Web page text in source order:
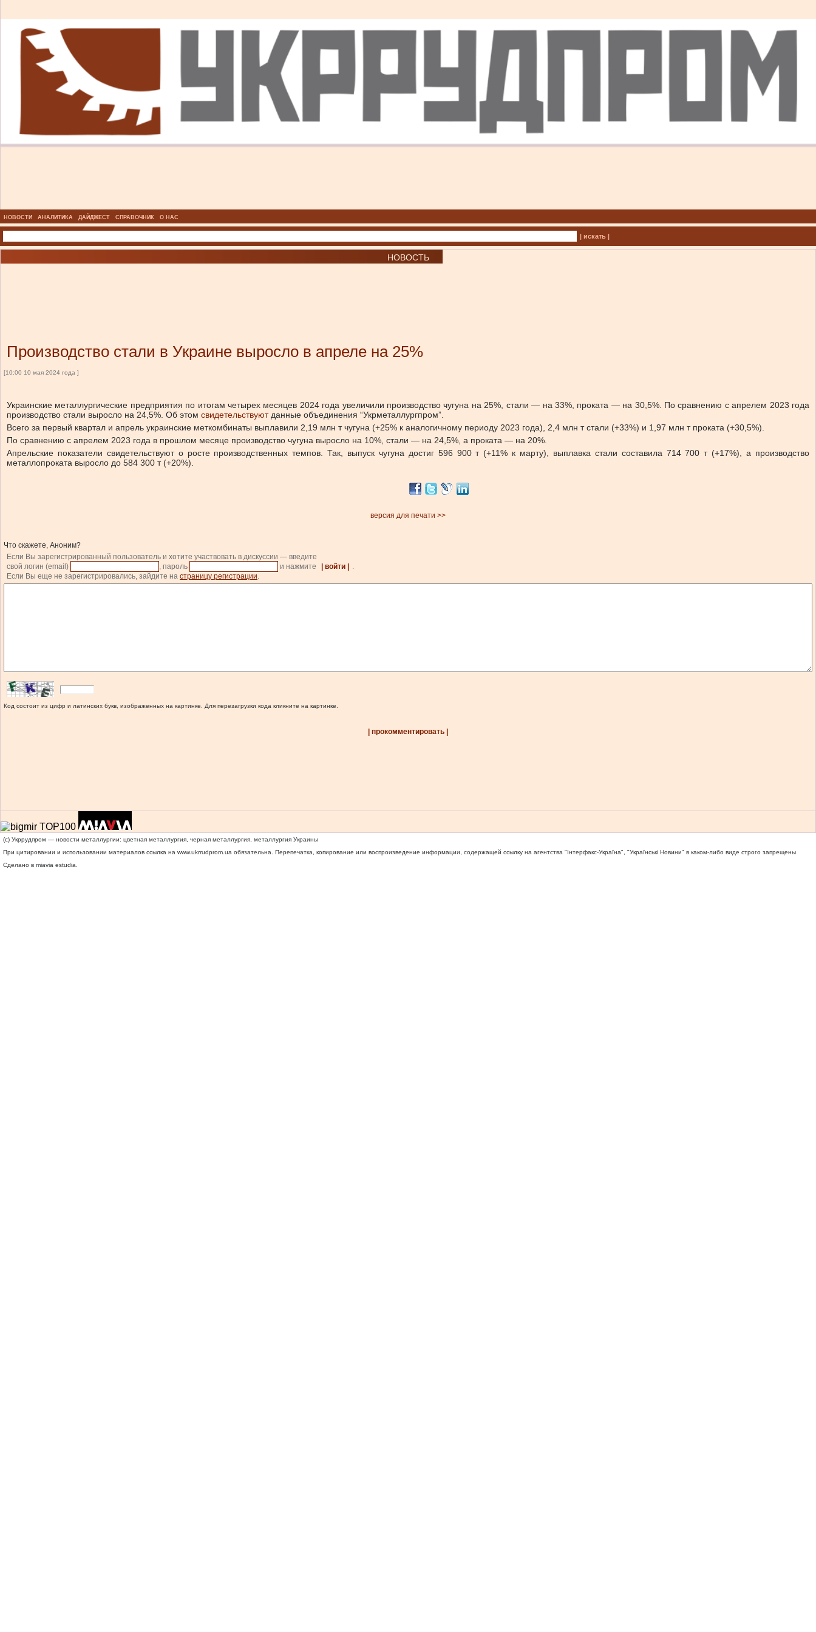
НОВОСТИ АНАЛИТИКА ДАЙДЖЕСТ СПРАВОЧНИК О НАС
| искать |
НОВОСТЬ
Производство стали в Украине выросло в апреле на 25%
[10:00 10 мая 2024 года ]
Украинские металлургические предприятия по итогам четырех месяцев 2024 года увеличили производство чугуна на 25%, стали — на 33%, проката — на 30,5%. По сравнению с апрелем 2023 года
производство стали выросло на 24,5%. Об этом свидетельствуютданные объединения “Укрметаллургпром”.
Всего за первый квартал и апрель украинские меткомбинаты выплавили 2,19 млн т чугуна (+25% к аналогичному периоду 2023 года), 2,4 млн т стали (+33%) и 1,97 млн т проката (+30,5%).
По сравнению с апрелем 2023 года в прошлом месяце производство чугуна выросло на 10%, стали — на 24,5%, а проката — на 20%.
Апрельские показатели свидетельствуют о росте производственных темпов. Так, выпуск чугуна достиг 596 900 т (+11% к марту), выплавка стали составила 714 700 т (+17%), а производство
металлопроката выросло до 584 300 т (+20%).
версия для печати >>
Что скажете, Аноним?
Если Вы зарегистрированный пользователь и хотите участвовать в дискуссии — введите
свой логин (email)
, пароль и нажмите | войти |
.
Если Вы еще не зарегистрировались, зайдите на страницу регистрации.
Код состоит из цифр и латинских букв, изображенных на картинке. Для перезагрузки кода кликните на картинке.
| прокомментировать |
(c) Укррудпром — новости металлургии: цветная металлургия, черная металлургия, металлургия Украины
При цитировании и использовании материалов ссылка на www.ukrrudprom.ua обязательна. Перепечатка, копирование или воспроизведение информации, содержащей ссылку на агентства "Iнтерфакс-Україна", "Українськi Новини" в каком-либо виде строго запрещены
Сделано в miavia estudia.